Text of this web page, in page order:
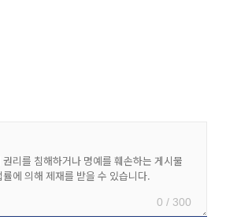
0 / 300